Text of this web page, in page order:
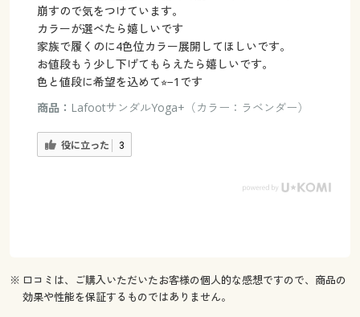
崩すので気をつけています。
カラーが選べたら嬉しいです
家族で履くのに4色位カラー展開してほしいです。
お値段もう少し下げてもらえたら嬉しいです。
色と値段に希望を込めて⭐︎−1です
商品： LafootサンダルYoga+（カラー：ラベンダー）
役に立った 3
※ 口コミは、ご購入いただいたお客様の個人的な感想ですので、商品の
効果や性能を保証するものではありません。